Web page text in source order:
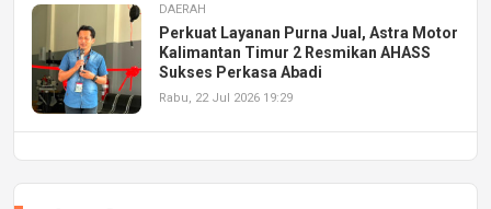
DAERAH
Perkuat Layanan Purna Jual, Astra Motor
Kalimantan Timur 2 Resmikan AHASS
Sukses Perkasa Abadi
Rabu, 22 Jul 2026 19:29